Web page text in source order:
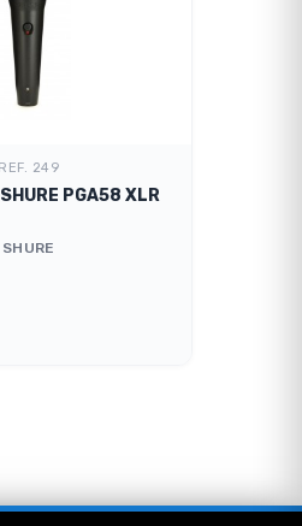
REF. 249
SHURE PGA58 XLR
SHURE